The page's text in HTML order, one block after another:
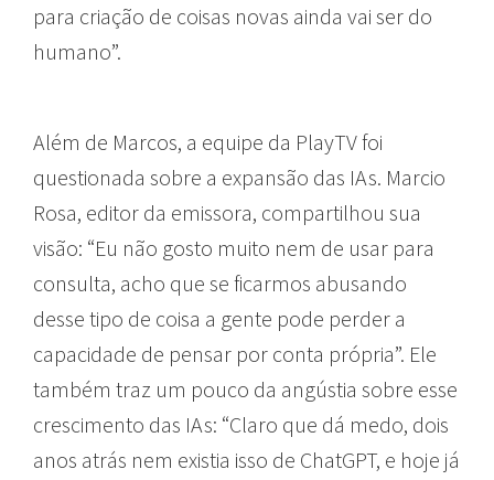
para criação de coisas novas ainda vai ser do
humano”.
Além de Marcos, a equipe da PlayTV foi
questionada sobre a expansão das IAs. Marcio
Rosa, editor da emissora, compartilhou sua
visão: “Eu não gosto muito nem de usar para
consulta, acho que se ficarmos abusando
desse tipo de coisa a gente pode perder a
capacidade de pensar por conta própria”. Ele
também traz um pouco da angústia sobre esse
crescimento das IAs: “Claro que dá medo, dois
anos atrás nem existia isso de ChatGPT, e hoje já